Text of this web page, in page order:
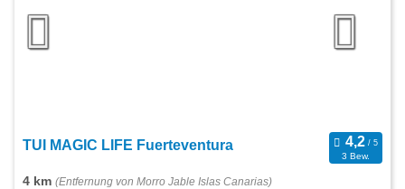
TUI MAGIC LIFE Fuerteventura
3 Bew.
4 km (Entfernung von Morro Jable Islas Canarias)